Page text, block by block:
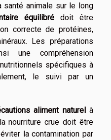
animale sur le long
équilibré doit être
correcte de protéines,
Les préparations
une compréhension
spécifiques à
le suivi par un
aliment naturelà
nourriture crue doit être
la contamination par